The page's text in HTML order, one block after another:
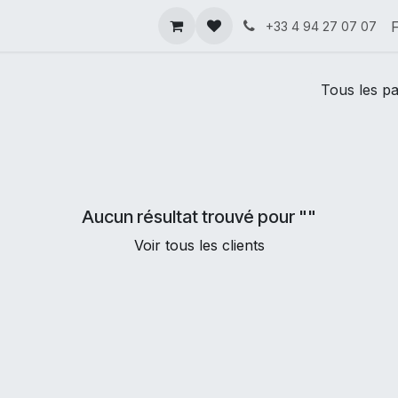
Notre équipe Nos valeurs
+33 4 94 27 07 07
Tous les
Aucun résultat trouvé pour ""
Voir tous les clients